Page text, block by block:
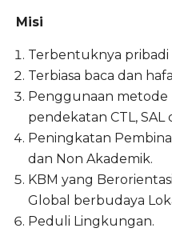
Misi
Terbentuknya pribadi
Terbiasa baca dan
Penggunaan metode
pendekatan CTL, SAL
Peningkatan
dan Non Akademik.
KBM yang
Global berbudaya
Peduli Lingkungan.